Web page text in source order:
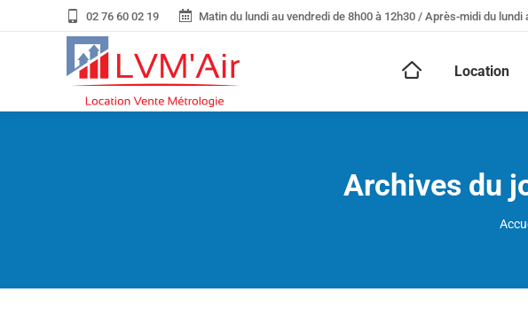
02 76 60 02 19 Matin du lundi au vendredi de 8h00 à 12h30 / Après-midi du
Location
Archives du